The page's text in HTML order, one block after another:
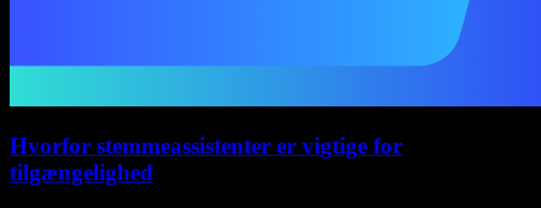
Hvorfor stemmeassistenter er vigtige for
tilgængelighed